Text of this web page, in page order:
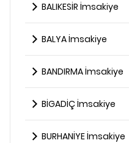
BALIKESİR İmsakiye
BALYA İmsakiye
BANDIRMA İmsakiye
BİGADİÇ İmsakiye
BURHANİYE İmsakiye